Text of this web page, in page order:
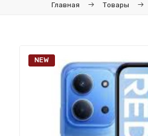
Главная Товары
NEW